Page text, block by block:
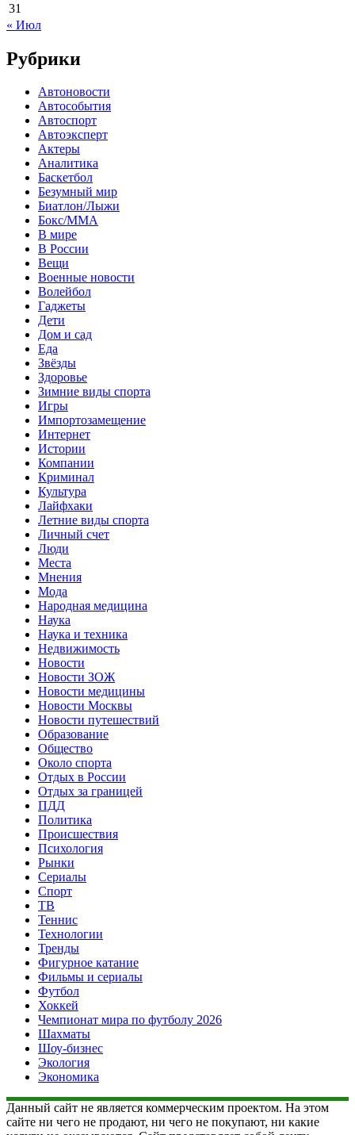
31
« Июл
Рубрики
Автоновости
Автособытия
Автоспорт
Автоэксперт
Актеры
Аналитика
Баскетбол
Безумный мир
Биатлон/Лыжи
Бокс/MMA
В мире
В России
Вещи
Военные новости
Волейбол
Гаджеты
Дети
Дом и сад
Еда
Звёзды
Здоровье
Зимние виды спорта
Игры
Импортозамещение
Интернет
Истории
Компании
Криминал
Культура
Лайфхаки
Летние виды спорта
Личный счет
Люди
Места
Мнения
Мода
Народная медицина
Наука
Наука и техника
Недвижимость
Новости
Новости ЗОЖ
Новости медицины
Новости Москвы
Новости путешествий
Образование
Общество
Около спорта
Отдых в России
Отдых за границей
ПДД
Политика
Происшествия
Психология
Рынки
Сериалы
Спорт
ТВ
Теннис
Технологии
Тренды
Фигурное катание
Фильмы и сериалы
Футбол
Хоккей
Чемпионат мира по футболу 2026
Шахматы
Шоу-бизнес
Экология
Экономика
Данный сайт не является коммерческим проектом. На этом
сайте ни чего не продают, ни чего не покупают, ни какие